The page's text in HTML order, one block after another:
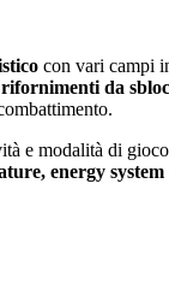
con vari campi
da
e modalità di
energy system